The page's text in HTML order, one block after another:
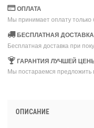
ОПЛАТА
Мы принимает оплату
БЕСПЛАТНАЯ ДОСТАВКА
Бесплатная доставка при
ГАРАНТИЯ ЛУЧШЕЙ
Мы постараемся предложить
ОПИСАНИЕ